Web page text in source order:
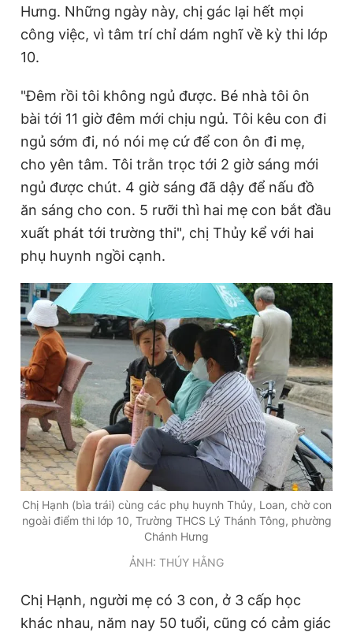
Theo dõi báo trên
0906 645 777 0908 780 404
Đặt báo Quảng cáo RSS Tòa soạn Chính sách bảo
Tổng biên tập: Nguyễn Ngọc Toàn
Phó tổng biên tập thường trực: Hải Thành
Phó tổng biên tập: Trần Việt Hưng
Tổng thư ký tòa soạn: Đức Trung
Giấy phép xuất bản số 110/GP - BTTTT cấp ngày 24.3.2020
chép dưới mọi hình thức nếu không có sự chấp thuận bằng văn
bản. Phát triển bởi ePi Technologies, JSC.
Hưng. Những ngày này, chị gác lại hết mọi
công việc, vì tâm trí chỉ dám nghĩ về kỳ thi lớp
10.
"Đêm rồi tôi không ngủ được. Bé nhà tôi ôn
bài tới 11 giờ đêm mới chịu ngủ. Tôi kêu con đi
ngủ sớm đi, nó nói mẹ cứ để con ôn đi mẹ,
cho yên tâm. Tôi trằn trọc tới 2 giờ sáng mới
ngủ được chút. 4 giờ sáng đã dậy để nấu đồ
ăn sáng cho con. 5 rưỡi thì hai mẹ con bắt đầu
xuất phát tới trường thi", chị Thủy kể với hai
phụ huynh ngồi cạnh.
Chị Hạnh (bìa trái) cùng các phụ huynh Thủy, Loan, chờ con
ngoài điểm thi lớp 10, Trường THCS Lý Thánh Tông, phường
Chánh Hưng
ẢNH: THÚY HẰNG
Chị Hạnh, người mẹ có 3 con, ở 3 cấp học
khác nhau, năm nay 50 tuổi, cũng có cảm giác